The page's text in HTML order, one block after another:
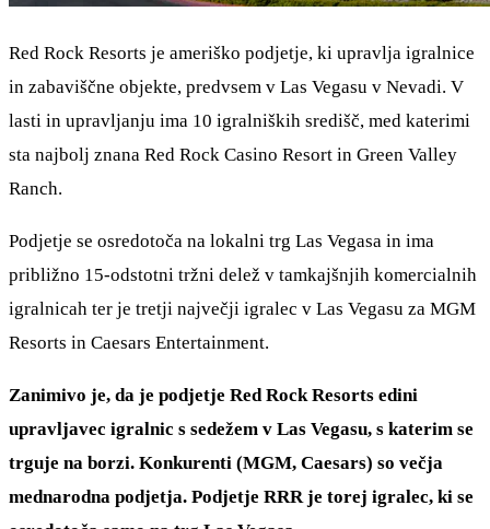
Red Rock Resorts je ameriško podjetje, ki upravlja igralnice
in zabaviščne objekte, predvsem v Las Vegasu v Nevadi. V
lasti in upravljanju ima 10 igralniških središč, med katerimi
sta najbolj znana Red Rock Casino Resort in Green Valley
Ranch.
Podjetje se osredotoča na lokalni trg Las Vegasa in ima
približno 15-odstotni tržni delež v tamkajšnjih komercialnih
igralnicah ter je tretji največji igralec v Las Vegasu za MGM
Resorts in Caesars Entertainment.
Zanimivo je, da je podjetje Red Rock Resorts edini
upravljavec igralnic s sedežem v Las Vegasu, s katerim se
trguje na borzi. Konkurenti (MGM, Caesars) so večja
mednarodna podjetja. Podjetje RRR je torej igralec, ki se